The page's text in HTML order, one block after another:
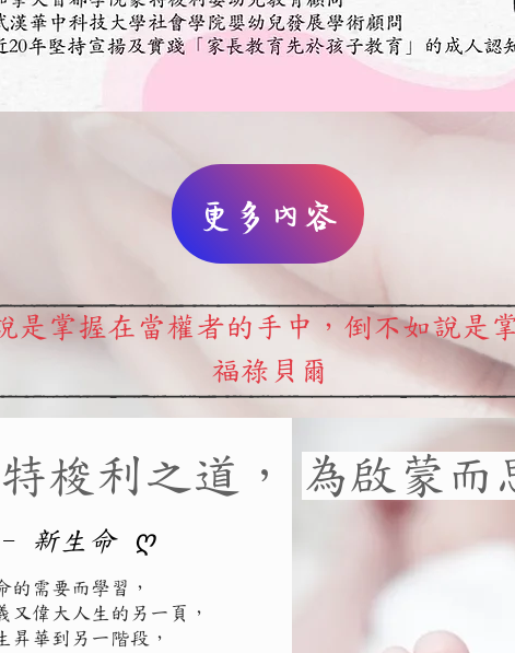
更多內容
是掌握在當權者的手中，倒不如說是
福祿貝爾
梭利之道，
新生命 ღ
的需要而學習，
又偉大人生的另一頁，
昇華到另一階段，
為啟蒙而